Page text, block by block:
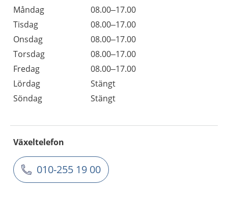
Måndag
08.00–17.00
Tisdag
08.00–17.00
Onsdag
08.00–17.00
Torsdag
08.00–17.00
Fredag
08.00–17.00
Lördag
Stängt
Söndag
Stängt
Växeltelefon
010-255 19 00